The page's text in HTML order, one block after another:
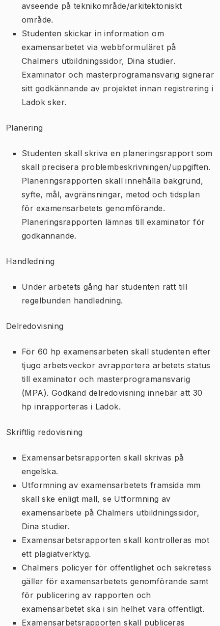
avseende på teknikområde/arkitektoniskt
område.
Studenten skickar in information om
examensarbetet via webbformuläret på
Chalmers utbildningssidor, Dina studier.
Examinator och masterprogramansvarig signerar
sitt godkännande av projektet innan registrering i
Ladok sker.
Planering
Studenten skall skriva en planeringsrapport som
skall precisera problembeskrivningen/uppgiften.
Planeringsrapporten skall innehålla bakgrund,
syfte, mål, avgränsningar, metod och tidsplan
för examensarbetets genomförande.
Planeringsrapporten lämnas till examinator för
godkännande.
Handledning
Under arbetets gång har studenten rätt till
regelbunden handledning.
Delredovisning
För 60 hp examensarbeten skall studenten efter
tjugo arbetsveckor avrapportera arbetets status
till examinator och masterprogramansvarig
(MPA). Godkänd delredovisning innebär att 30
hp inrapporteras i Ladok.
Skriftlig redovisning
Examensarbetsrapporten skall skrivas på
engelska.
Utformning av examensarbetets framsida mm
skall ske enligt mall, se Utformning av
examensarbete på Chalmers utbildningssidor,
Dina studier.
Examensarbetsrapporten skall kontrolleras mot
ett plagiatverktyg.
Chalmers policyer för offentlighet och sekretess
gäller för examensarbetets genomförande samt
för publicering av rapporten och
examensarbetet ska i sin helhet vara offentligt.
Examensarbetsrapporten skall publiceras